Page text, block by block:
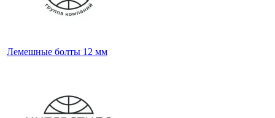
Лемешные болты 12 мм